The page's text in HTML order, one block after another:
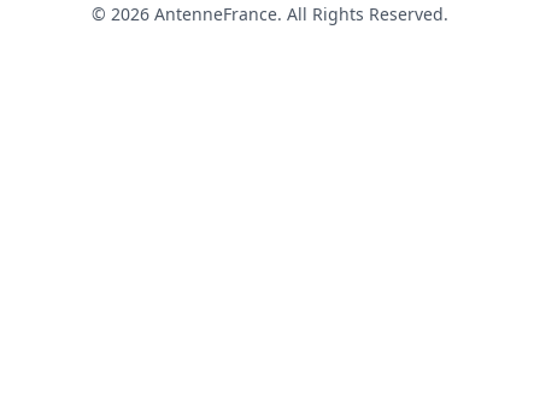
© 2026 AntenneFrance. All Rights Reserved.